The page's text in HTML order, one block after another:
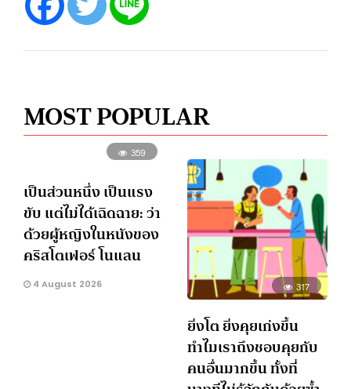
MOST POPULAR
359
เป็นส่วนหนึ่ง เป็นแรง
ขับ แต่ไม่ได้เฉิดฉาย: ว่า
ด้วยผู้หญิงในหนังของ
คริสโตเฟอร์ โนแลน
4 August 2026 317
ยิ่งโต ยิ่งคุยเก่งขึ้น
ทำไมเราถึงชอบคุยกับ
คนอื่นมากขึ้น ทั้งที่